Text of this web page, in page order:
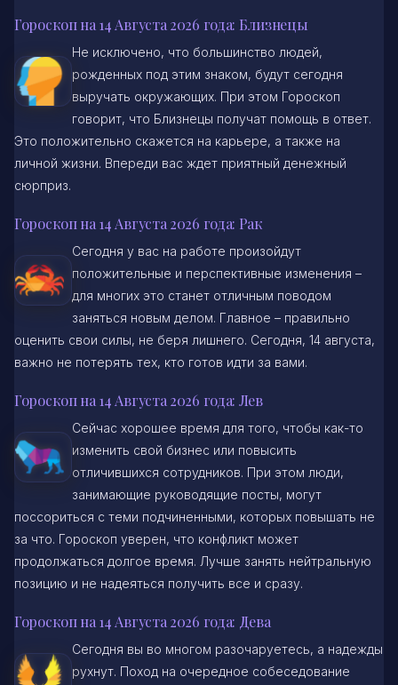
Гороскоп на 14 Августа 2026 года: Близнецы
Не исключено, что большинство людей,
рожденных под этим знаком, будут сегодня
выручать окружающих. При этом Гороскоп
говорит, что Близнецы получат помощь в ответ.
Это положительно скажется на карьере, а также на
личной жизни. Впереди вас ждет приятный денежный
сюрприз.
Гороскоп на 14 Августа 2026 года: Рак
Сегодня у вас на работе произойдут
положительные и перспективные изменения –
для многих это станет отличным поводом
заняться новым делом. Главное – правильно
оценить свои силы, не беря лишнего. Сегодня, 14 августа,
важно не потерять тех, кто готов идти за вами.
Гороскоп на 14 Августа 2026 года: Лев
Сейчас хорошее время для того, чтобы как-то
изменить свой бизнес или повысить
отличившихся сотрудников. При этом люди,
занимающие руководящие посты, могут
поссориться с теми подчиненными, которых повышать не
за что. Гороскоп уверен, что конфликт может
продолжаться долгое время. Лучше занять нейтральную
позицию и не надеяться получить все и сразу.
Гороскоп на 14 Августа 2026 года: Дева
Сегодня вы во многом разочаруетесь, а надежды
рухнут. Поход на очередное собеседование